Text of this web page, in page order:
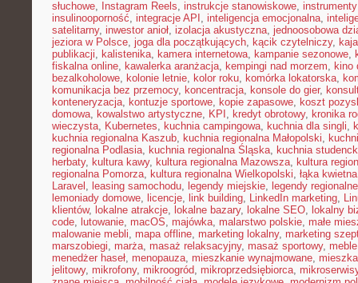
słuchowe, Instagram Reels, instrukcje stanowiskowe,
insulinooporność, integracje API , inteligencja emocjonalna,
satelitarny, inwestor anioł, izolacja akustyczna, jednoosobowa
jeziora w Polsce, joga dla początkujących, kącik czytelniczy,
publikacji, kalistenika, kamera internetowa, kampanie sezonowe,
fiskalna online, kawalerka aranżacja, kempingi nad morzem, kino
bezalkoholowe, kolonie letnie, kolor roku, komórka lokatorska,
komunikacja bez przemocy, koncentracja, konsole do gier,
konteneryzacja, kontuzje sportowe, kopie zapasowe, koszt
domowa, kowalstwo artystyczne, KPI , kredyt obrotowy, kronika
wieczysta, Kubernetes, kuchnia campingowa, kuchnia dla singli,
kuchnia regionalna Kaszub, kuchnia regionalna Małopolski,
regionalna Podlasia, kuchnia regionalna Śląska, kuchnia
herbaty, kultura kawy, kultura regionalna Mazowsza, kultura
regionalna Pomorza, kultura regionalna Wielkopolski, łąka kwietna
Laravel , leasing samochodu, legendy miejskie, legendy regionalne
lemoniady domowe, licencje, link building, LinkedIn marketing,
klientów, lokalne atrakcje, lokalne bazary, lokalne SEO, lokalny
code, lutowanie, macOS, majówka, malarstwo polskie, małe
malowanie mebli, mapa offline, marketing lokalny, marketing
marszobiegi, marża, masaż relaksacyjny, masaż sportowy,
menedżer haseł, menopauza, mieszkanie wynajmowane,
jelitowy, mikrofony, mikroogród, mikroprzedsiębiorca,